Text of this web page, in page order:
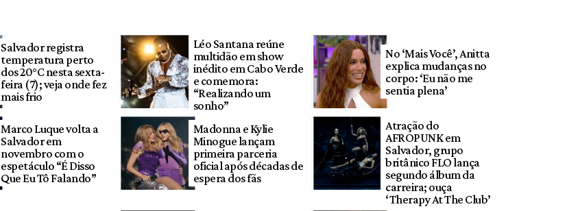
Salvador registra
temperatura perto
dos 20°C nesta sexta-
feira (7); veja onde fez
mais frio
Léo Santana reúne
multidão em show
inédito em Cabo Verde
e comemora:
“Realizando um
sonho”
No ‘Mais Você’, Anitta
explica mudanças no
corpo: ‘Eu não me
sentia plena’
Marco Luque volta a
Salvador em
novembro com o
espetáculo “É Disso
Que Eu Tô Falando”
Madonna e Kylie
Minogue lançam
primeira parceria
oficial após décadas de
espera dos fãs
Atração do
AFROPUNK em
Salvador, grupo
britânico FLO lança
segundo álbum da
carreira; ouça
‘Therapy At The Club’